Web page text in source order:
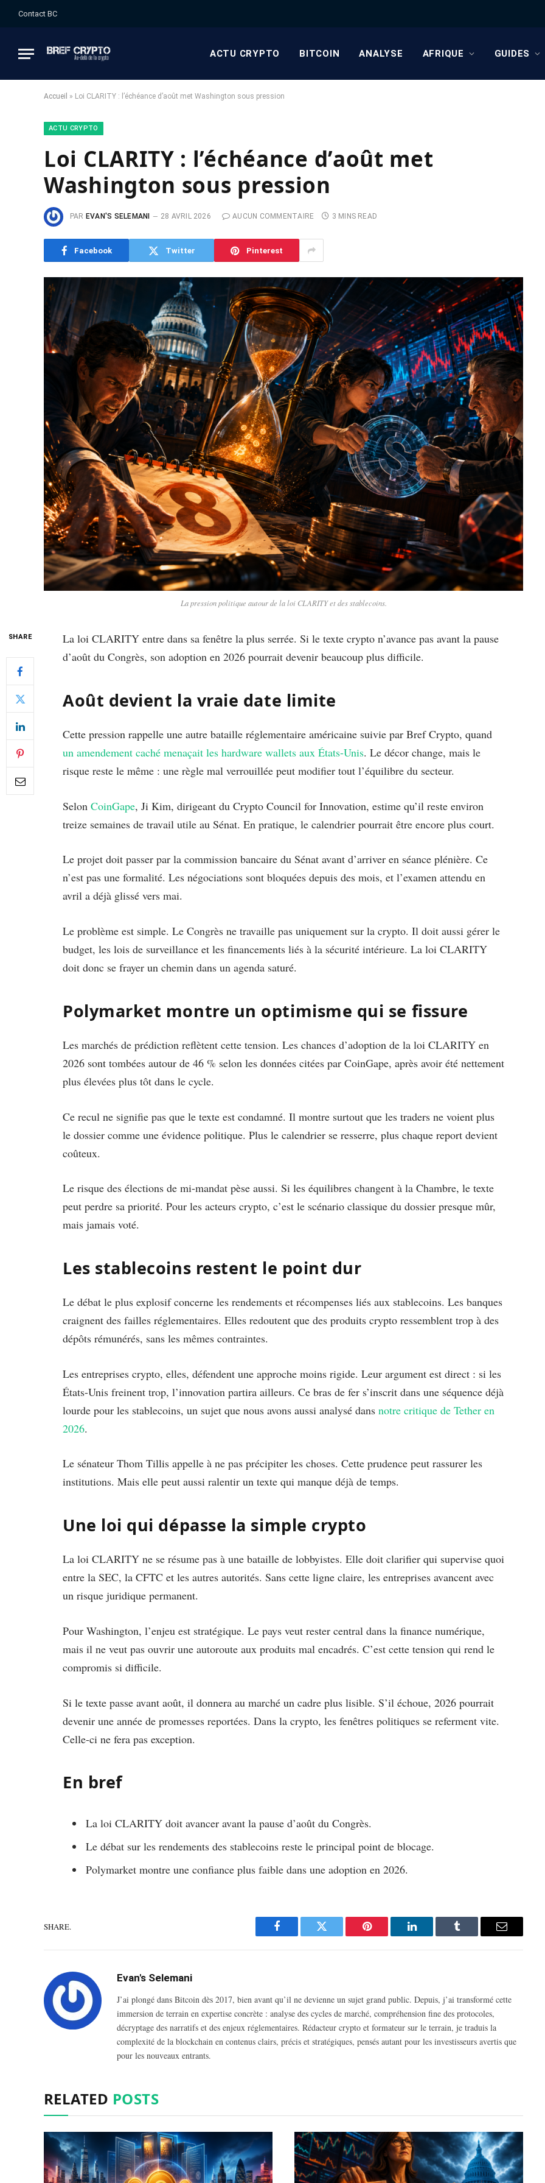
Contact BC
ACTU CRYPTO BITCOIN ANALYSE AFRIQUE GUIDES
Accueil » Loi CLARITY : l’échéance d’août met Washington sous pression
ACTU CRYPTO
Loi CLARITY : l’échéance d’août met
Washington sous pression
PAR EVAN'S SELEMANI 28 AVRIL 2026 AUCUN COMMENTAIRE 3 MINS READ
Facebook Twitter Pinterest
La pression politique autour de la loi CLARITY et des stablecoins.
SHARE
La loi CLARITY entre dans sa fenêtre la plus serrée. Si le texte crypto n’avance pas avant la pause
d’août du Congrès, son adoption en 2026 pourrait devenir beaucoup plus difficile.
Août devient la vraie date limite
Cette pression rappelle une autre bataille réglementaire américaine suivie par Bref Crypto, quand
un amendement caché menaçait les hardware wallets aux États-Unis. Le décor change, mais le
risque reste le même : une règle mal verrouillée peut modifier tout l’équilibre du secteur.
Selon CoinGape, Ji Kim, dirigeant du Crypto Council for Innovation, estime qu’il reste environ
treize semaines de travail utile au Sénat. En pratique, le calendrier pourrait être encore plus court.
Le projet doit passer par la commission bancaire du Sénat avant d’arriver en séance plénière. Ce
n’est pas une formalité. Les négociations sont bloquées depuis des mois, et l’examen attendu en
avril a déjà glissé vers mai.
Le problème est simple. Le Congrès ne travaille pas uniquement sur la crypto. Il doit aussi gérer le
budget, les lois de surveillance et les financements liés à la sécurité intérieure. La loi CLARITY
doit donc se frayer un chemin dans un agenda saturé.
Polymarket montre un optimisme qui se fissure
Les marchés de prédiction reflètent cette tension. Les chances d’adoption de la loi CLARITY en
2026 sont tombées autour de 46 % selon les données citées par CoinGape, après avoir été nettement
plus élevées plus tôt dans le cycle.
Ce recul ne signifie pas que le texte est condamné. Il montre surtout que les traders ne voient plus
le dossier comme une évidence politique. Plus le calendrier se resserre, plus chaque report devient
coûteux.
Le risque des élections de mi-mandat pèse aussi. Si les équilibres changent à la Chambre, le texte
peut perdre sa priorité. Pour les acteurs crypto, c’est le scénario classique du dossier presque mûr,
mais jamais voté.
Les stablecoins restent le point dur
Le débat le plus explosif concerne les rendements et récompenses liés aux stablecoins. Les banques
craignent des failles réglementaires. Elles redoutent que des produits crypto ressemblent trop à des
dépôts rémunérés, sans les mêmes contraintes.
Les entreprises crypto, elles, défendent une approche moins rigide. Leur argument est direct : si les
États-Unis freinent trop, l’innovation partira ailleurs. Ce bras de fer s’inscrit dans une séquence déjà
lourde pour les stablecoins, un sujet que nous avons aussi analysé dans notre critique de Tether en
2026.
Le sénateur Thom Tillis appelle à ne pas précipiter les choses. Cette prudence peut rassurer les
institutions. Mais elle peut aussi ralentir un texte qui manque déjà de temps.
Une loi qui dépasse la simple crypto
La loi CLARITY ne se résume pas à une bataille de lobbyistes. Elle doit clarifier qui supervise quoi
entre la SEC, la CFTC et les autres autorités. Sans cette ligne claire, les entreprises avancent avec
un risque juridique permanent.
Pour Washington, l’enjeu est stratégique. Le pays veut rester central dans la finance numérique,
mais il ne veut pas ouvrir une autoroute aux produits mal encadrés. C’est cette tension qui rend le
compromis si difficile.
Si le texte passe avant août, il donnera au marché un cadre plus lisible. S’il échoue, 2026 pourrait
devenir une année de promesses reportées. Dans la crypto, les fenêtres politiques se referment vite.
Celle-ci ne fera pas exception.
En bref
La loi CLARITY doit avancer avant la pause d’août du Congrès.
Le débat sur les rendements des stablecoins reste le principal point de blocage.
Polymarket montre une confiance plus faible dans une adoption en 2026.
SHARE.
Facebook Twitter Pinterest LinkedIn Tumblr Email
Evan's Selemani
J’ai plongé dans Bitcoin dès 2017, bien avant qu’il ne devienne un sujet grand public. Depuis, j’ai transformé cette
immersion de terrain en expertise concrète : analyse des cycles de marché, compréhension fine des protocoles,
décryptage des narratifs et des enjeux réglementaires. Rédacteur crypto et formateur sur le terrain, je traduis la
complexité de la blockchain en contenus clairs, précis et stratégiques, pensés autant pour les investisseurs avertis que
pour les nouveaux entrants.
RELATED POSTS